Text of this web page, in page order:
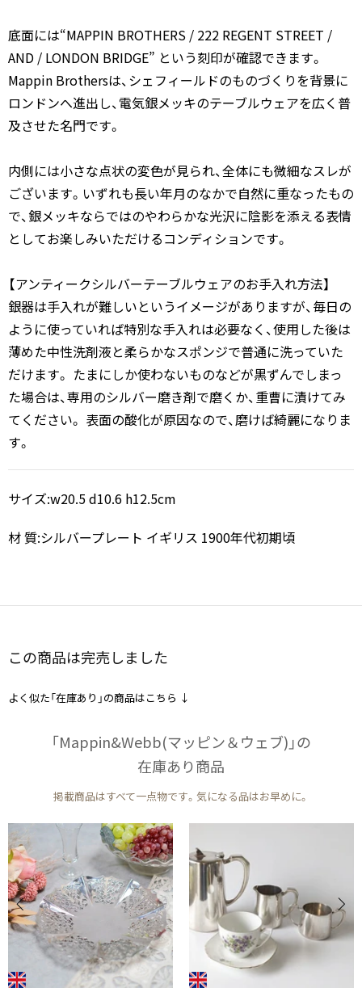
底面には“MAPPIN BROTHERS / 222 REGENT STREET /
AND / LONDON BRIDGE” という刻印が確認できます。
Mappin Brothersは、シェフィールドのものづくりを背景に
ロンドンへ進出し、電気銀メッキのテーブルウェアを広く普
及させた名門です。
内側には小さな点状の変色が見られ、全体にも微細なスレが
ございます。いずれも長い年月のなかで自然に重なったもの
で、銀メッキならではのやわらかな光沢に陰影を添える表情
としてお楽しみいただけるコンディションです。
【アンティークシルバーテーブルウェアのお手入れ方法】
銀器は手入れが難しいというイメージがありますが、毎日の
ように使っていれば特別な手入れは必要なく、使用した後は
薄めた中性洗剤液と柔らかなスポンジで普通に洗っていた
だけます。 たまにしか使わないものなどが黒ずんでしまっ
た場合は、専用のシルバー磨き剤で磨くか、重曹に漬けてみ
てください。 表面の酸化が原因なので、磨けば綺麗になりま
す。
サイズ:w20.5 d10.6 h12.5cm
材 質:シルバープレート イギリス 1900年代初期頃
この商品は完売しました
よく似た「在庫あり」の商品はこちら ↓
「Mappin&Webb(マッピン＆ウェブ)」の​
在庫あり商品
掲載商品はすべて一点物です。気になる品はお早めに。